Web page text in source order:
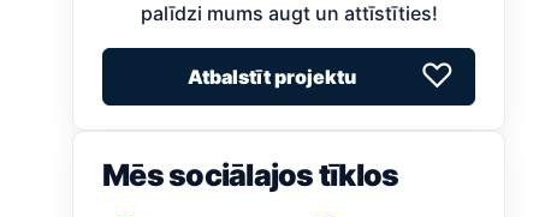
palīdzi mums augt un attīstīties!
Atbalstīt projektu ♡
Mēs sociālajos tīklos